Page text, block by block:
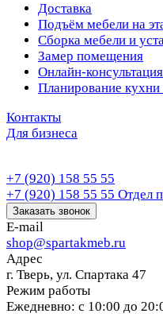
Доставка
Подъём мебели на
Сборка мебели и
Замер помещения
Онлайн-
Планирование
Контакты
Для бизнеса
+7 (920) 158 55 55
+7 (920) 158 55 55 Отдел
Заказать звонок
E-mail
shop@spartakmeb.ru
Адрес
г. Тверь, ул. Спартака 47
Режим работы
Ежедневно: с 10:00 до